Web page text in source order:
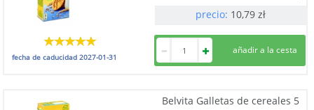
precio: 10,79 zł
fecha de caducidad2027-01-31
Belvita Galletas de cereales 5